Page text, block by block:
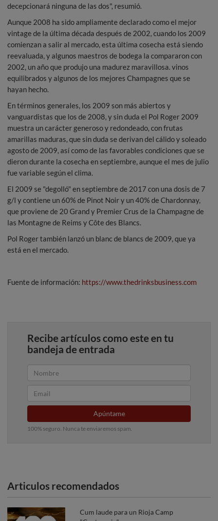
decepcionará ninguna de las dos", resumió.
Aunque 2008 ha sido ampliamente declarado como el mejor
vintage de la última década después de 2002, cuando los 2009
comienzan a salir al mercado, esta última cosecha está siendo
reevaluada, y algunos maestros de bodega la compararon con
2002, un año que produjo una madurez maravillosa. vinos
equilibrados y algunos de los mejores Champagnes que se
hayan hecho.
En términos generales, los 2009 son más abiertos y
vanguardistas que los de 2008, y sin duda el Pol Roger 2009
muestra un carácter generoso y redondeado, con frutas
amarillas maduras, que sin duda se derivan del cálido y soleado
agosto de 2009, así como de las favorables condiciones que se
dieron durante la cosecha en septiembre, aunque el mes de julio
fue variable según el clima.
El 2009 se "degolló" en septiembre de 2017 con una dosis de 7
g/l y contiene un 60% de Pinot Noir y un 40% de Chardonnay,
que proviene de 20 Grand y Premier Crus de la Champagne de
las Montagne de Reims y Côte des Blancs.
Pol Roger también lanzó un blanc de blancs de 2009, que ya
está en el mercado.
Fuente de información: https://www.thedrinksbusiness.com
Recibe artículos como este en tu
bandeja de entrada
Apúntame
100% seguro. Nunca te enviaremos spam.
Articulos recomendados
Cum laude para un Rioja Camp